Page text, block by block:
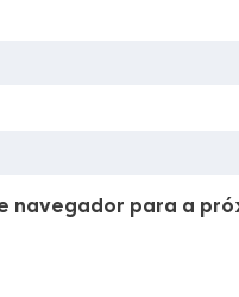
navegador para a